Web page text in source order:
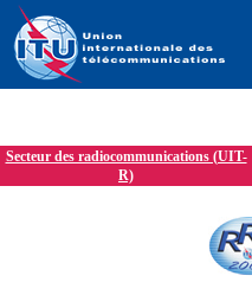
Secteur des radiocommunications (UIT-
R)